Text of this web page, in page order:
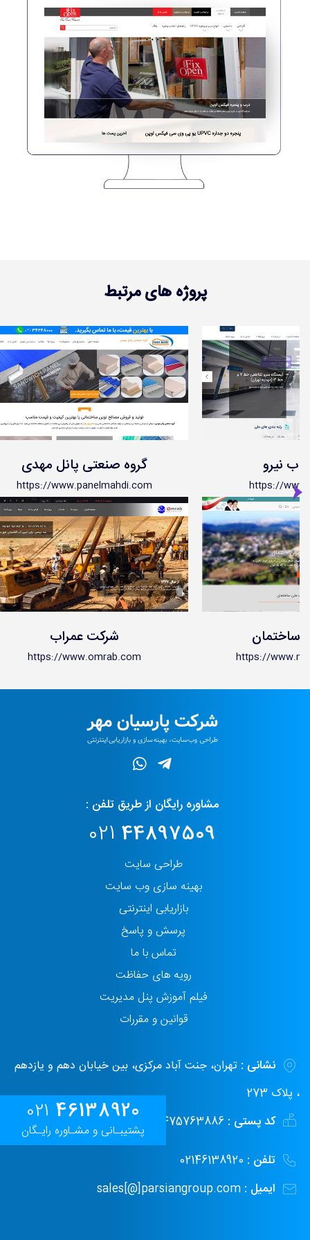
021 46138920
پشتیبـانی و مشـاوره رایـگان
تماس با ما
پروژه های مرتبط
نیرو
https://
گروه صنعتی پانل مهدی
https://www.panelmahdi.com
ساختمان
https://
شرکت عمراب
https://www.omrab.com
مشاوره رایگان از طریق تلفن :
021 44897509
طراحی سایت
بهینه سازی وب سایت
بازاریابی اینترنتی
پرسش و پاسخ
تماس با ما
رویه های حفاظت
فیلم آموزش پنل مدیریت
قوانین و مقررات
نشانی : تهران، جنت آباد مرکزی، بین خیابان دهم و یازدهم
، پلاک 273
کد پستی :
تلفن :
ایمیل :